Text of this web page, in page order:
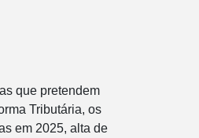
que pretendem
Tributária, os
em 2025, alta de